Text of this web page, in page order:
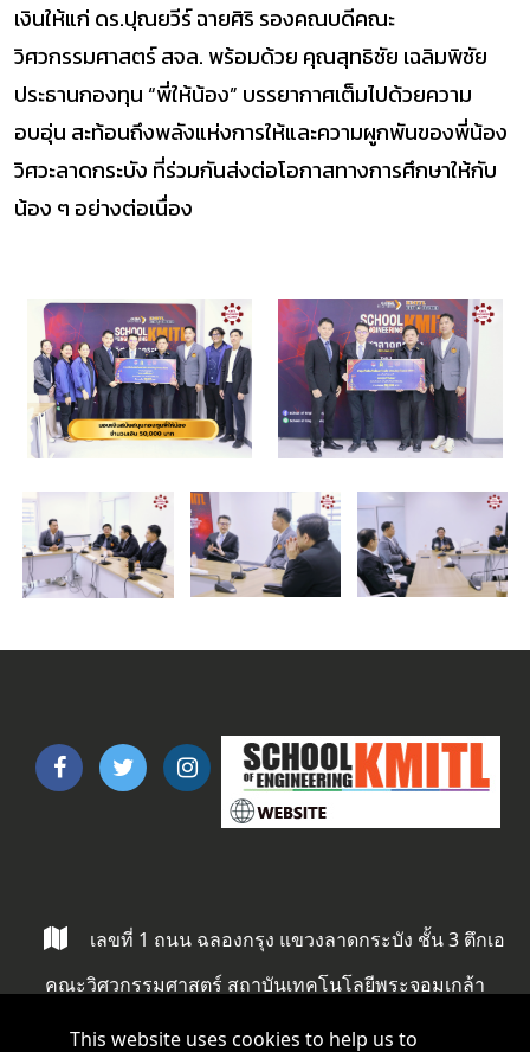
เงินให้แก่ ดร.ปุณยวีร์ ฉายศิริ รองคณบดีคณะ
วิศวกรรมศาสตร์ สจล. พร้อมด้วย คุณสุทธิชัย เฉลิมพิชัย
ประธานกองทุน “พี่ให้น้อง” บรรยากาศเต็มไปด้วยความ
อบอุ่น สะท้อนถึงพลังแห่งการให้และความผูกพันของพี่น้อง
วิศวะลาดกระบัง ที่ร่วมกันส่งต่อโอกาสทางการศึกษาให้กับ
น้อง ๆ อย่างต่อเนื่อง
This website uses cookies to help us to
เลขที่ 1 ถนน ฉลองกรุง แขวงลาดกระบัง ชั้น 3 ตึกเอ
คณะวิศวกรรมศาสตร์ สถาบันเทคโนโลยีพระจอมเกล้า